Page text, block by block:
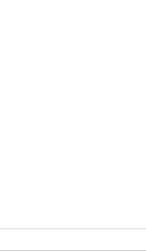
Güvenlik açığı artık niyet